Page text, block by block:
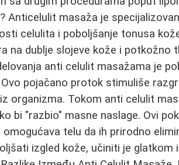
Anticelulit masaža je
celulita i poboljšanje tonusa
na dublje slojeve kože i potkožno
anti celulit masažama je
pojačano protok stimuliše
organizma. Tokom anti celulit
bi "razbio" masne naslage. Ovi
telu da ih prirodno
izgled kože, učiniti je glatkom